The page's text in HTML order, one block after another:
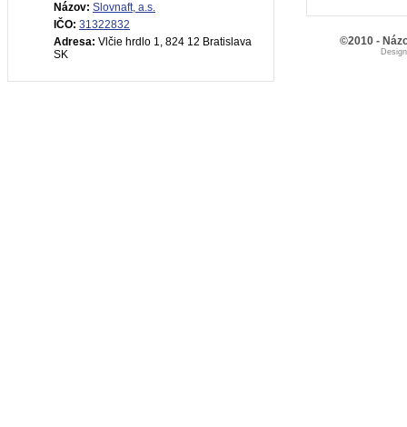
Názov: Slovnaft, a.s.
IČO: 31322832
Adresa: Vlčie hrdlo 1, 824 12 Bratislava
SK
©2010 -